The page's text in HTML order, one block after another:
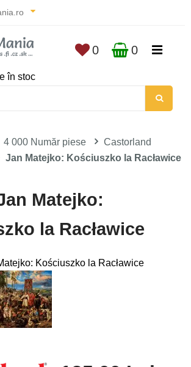
în stoc
0 0
4 000 Număr piese
Castorland
Jan Matejko: Kościuszko la Racławice
Matejko:
la Racławice